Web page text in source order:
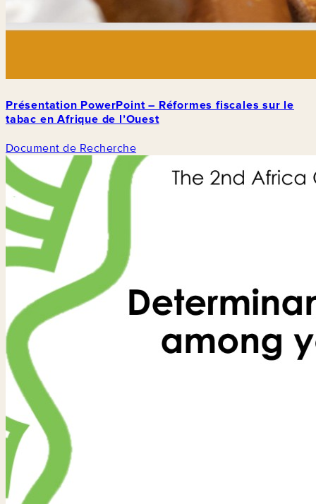
Présentation PowerPoint – Réformes fiscales sur le
tabac en Afrique de l’Ouest
Document de Recherche